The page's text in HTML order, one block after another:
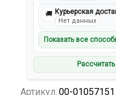
🚚 Курьерская
Нет данных
Показать все
Артикул: 00-01057151